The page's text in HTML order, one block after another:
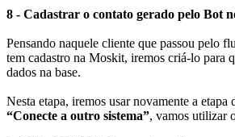
8 - Cadastrar o contato gerado pelo Bot
Pensando naquele cliente que passou pelo
tem cadastro na Moskit, iremos criá-lo para
dados na base.
Nesta etapa, iremos usar novamente a etapa
“Conecte a outro sistema”, vamos utilizar